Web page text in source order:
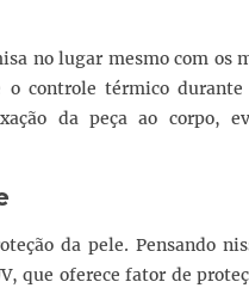
no lugar mesmo com os
controle térmico durante
da peça ao corpo,
da pele. Pensando
oferece fator de